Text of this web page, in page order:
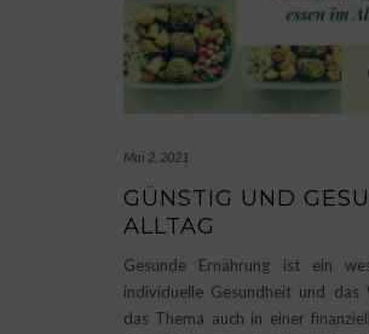
Mai 2, 2021
GÜNSTIG UND
ALLTAG
Gesunde Ernährung ist ein
individuelle Gesundheit und das
das Thema auch in einer